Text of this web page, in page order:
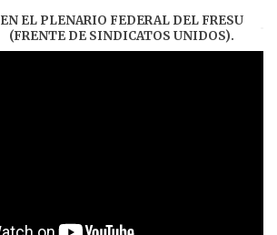
EN EL PLENARIO FEDERAL DEL FRESU
(FRENTE DE SINDICATOS UNIDOS).